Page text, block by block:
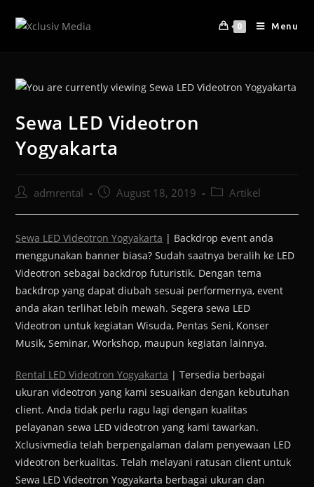
0 Menu
Sewa LED Videotron
Yogyakarta
admrental August 18, 2019 Artikel
Sewa LED Videotron Yogyakarta | Backdrop event anda
menggunakan banner biasa? Sudah saatnya beralih ke LED
Videotron sebagai backdrop futuristik. Dengan tema
backdrop yang dapat diubah sesuai performernya, event
anda akan terlihat lebih mewah. Segera sewa LED
Videotron untuk kegiatan Wisuda, Pentas Seni, Konser
Musik, Seminar, Workshop, maupun kegiatan lainnya.
Rental LED Videotron Yogyakarta | Tersedia berbagai
ukuran videotron yang kami sesuaikan dengan kebutuhan
client. Anda tidak perlu ragu lagi dengan kualitas
pelayanan sewa LED videotron yang kami tawarkan.
Xclusivmedia telah berpengalaman dalam penyewaan LED
videotron berkualitas. Telah melayani ratusan client untuk
Sewa LED Videotron Yogyakarta berbagai ukuran dan